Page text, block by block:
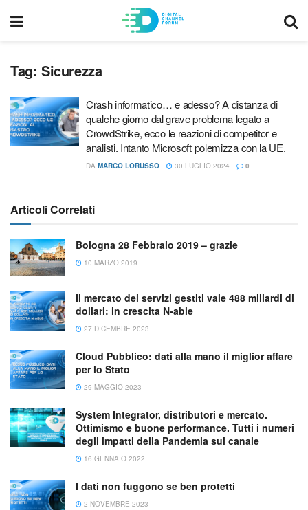
Tag: Sicurezza
Crash informatico… e adesso? A distanza di
qualche giorno dal grave problema legato a
CrowdStrike, ecco le reazioni di competitor e
analisti. Intanto Microsoft polemizza con la UE.
DA MARCO LORUSSO 30 LUGLIO 2024 0
Articoli Correlati
Bologna 28 Febbraio 2019 – grazie
10 MARZO 2019
Il mercato dei servizi gestiti vale 488 miliardi di
dollari: in crescita N-able
27 DICEMBRE 2023
Cloud Pubblico: dati alla mano il miglior affare
per lo Stato
29 MAGGIO 2023
System Integrator, distributori e mercato.
Ottimismo e buone performance. Tutti i numeri
degli impatti della Pandemia sul canale
16 GENNAIO 2022
I dati non fuggono se ben protetti
2 NOVEMBRE 2023